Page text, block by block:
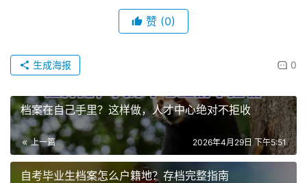
赞 (0)
0
生成海报
档案在自己手里？这样做，人才中心绝对不拒收
上一篇 2026年4月29日 下午5:51
自考毕业生档案怎么户籍地？存档完整指南